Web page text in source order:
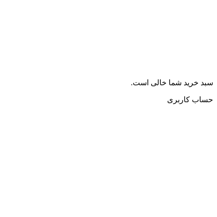
سبد خرید شما خالی است.
حساب کاربری